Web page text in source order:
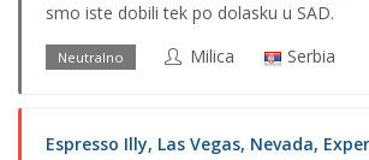
smo iste dobili tek po dolasku u SAD.
Neutralno Milica Serbia
Espresso Illy, Las Vegas, Nevada,